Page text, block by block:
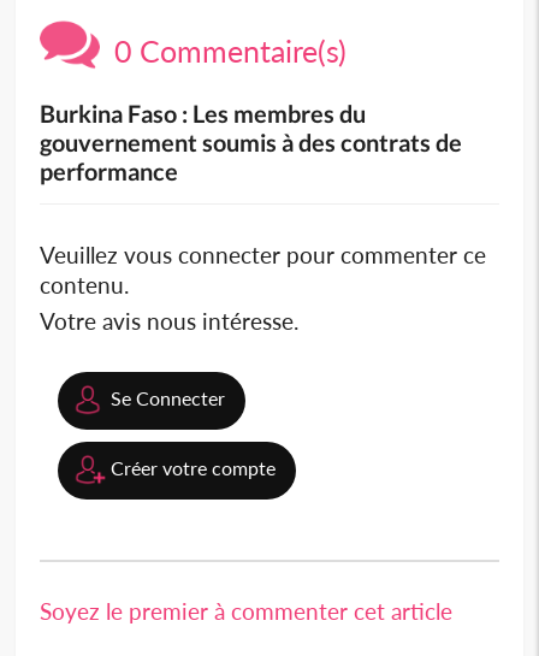
0 Commentaire(s)
Burkina Faso : Les membres du
gouvernement soumis à des contrats de
performance
Veuillez vous connecter pour commenter ce
contenu.
Votre avis nous intéresse.
Se Connecter
Créer votre compte
Soyez le premier à commenter cet article